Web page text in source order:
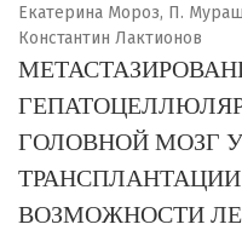
Екатерина Мороз, П.
Константин Лактионов
ГОЛОВНОЙ МОЗГ
ВОЗМОЖНОСТИ